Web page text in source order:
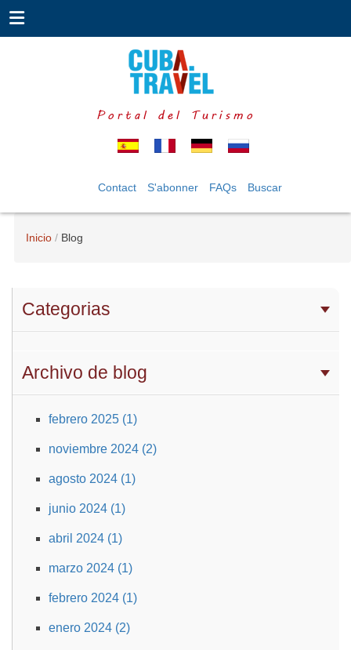
Portal del Turismo
Contact S'abonner FAQs Buscar
Inicio Blog
Categorias
Archivo de blog
febrero 2025 (1)
noviembre 2024 (2)
agosto 2024 (1)
junio 2024 (1)
abril 2024 (1)
marzo 2024 (1)
febrero 2024 (1)
enero 2024 (2)